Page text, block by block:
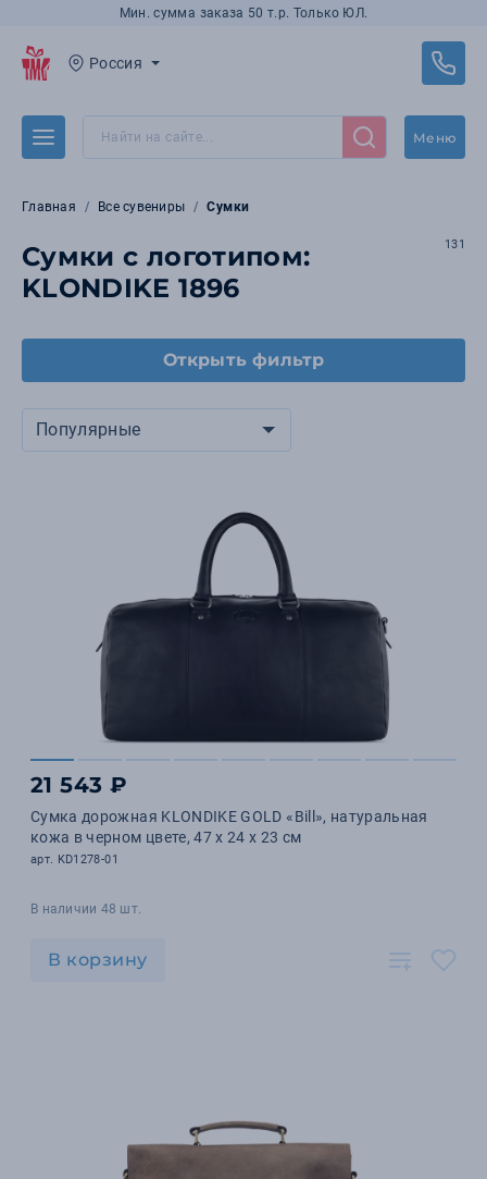
Мин. сумма заказа 50 т.р. Только ЮЛ.
Россия
Меню
Главная Все сувениры Сумки
Сумки с логотипом:
KLONDIKE 1896
131
Открыть фильтр
Популярные
21 543 ₽
Сумка дорожная KLONDIKE GOLD «Bill», натуральная
кожа в черном цвете, 47 х 24 х 23 см
арт. KD1278-01
В наличии 48 шт.
В корзину